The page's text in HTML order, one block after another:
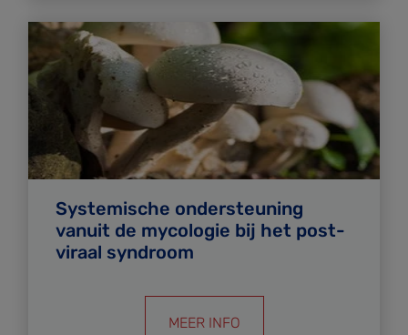
Systemische ondersteuning
vanuit de mycologie bij het post-
viraal syndroom
MEER INFO